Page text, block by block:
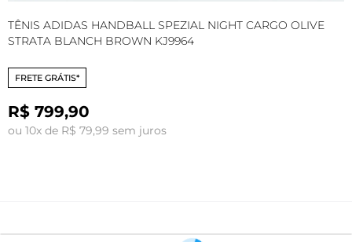
TÊNIS ADIDAS HANDBALL SPEZIAL NIGHT CARGO OLIVE
STRATA BLANCH BROWN KJ9964
FRETE GRÁTIS*
R$ 799,90
ou 10x de R$ 79,99 sem juros